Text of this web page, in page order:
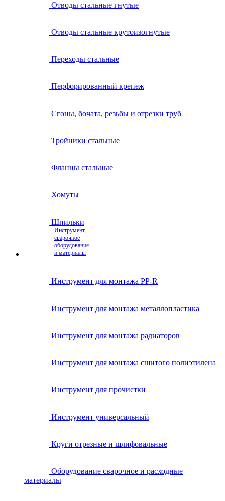
Отводы стальные гнутые
Отводы стальные крутоизогнутые
Переходы стальные
Перфорированный крепеж
Сгоны, бочата, резьбы и отрезки труб
Тройники стальные
Фланцы стальные
Хомуты
Шпильки
Инструмент,
сварочное
оборудование
и материалы
Инструмент для монтажа PP-R
Инструмент для монтажа металлопластика
Инструмент для монтажа радиаторов
Инструмент для монтажа сшитого полиэтилена
Инструмент для прочистки
Инструмент универсальный
Круги отрезные и шлифовальные
Оборудование сварочное и расходные
материалы